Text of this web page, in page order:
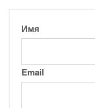
Имя
Email